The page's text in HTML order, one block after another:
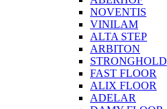
NOVENTIS
VINILAM
ALTA STEP
ARBITON
STRONGHOLD
FAST FLOOR
ALIX FLOOR
ADELAR